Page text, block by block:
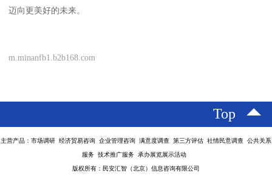
迈向更美好的未来。
m.minanfb1.b2b168.com
Top
主营产品：市场调研 经济贸易咨询 企业管理咨询 满意度调查 第三方评估 社情民意调查 公共关系
服务 技术推广服务 承办展览展示活动
版权所有：民安汇智（北京）信息咨询有限公司